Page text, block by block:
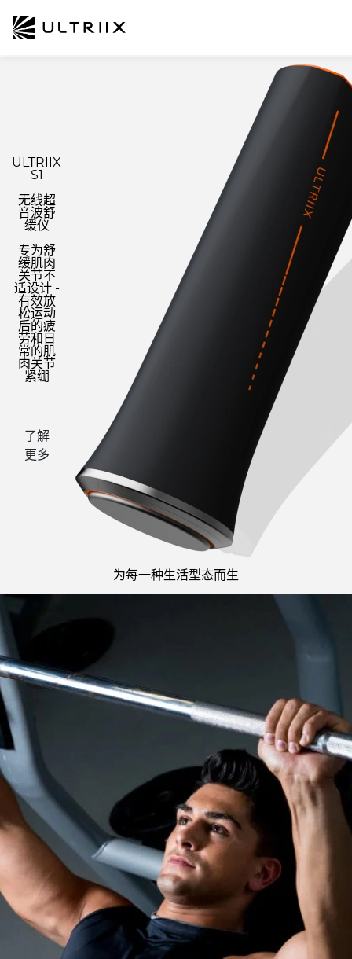
ULTRIIX
S1
无线超
音波舒
缓仪
专为舒
缓肌肉
关节不
适设计 -
有效放
松运动
后的疲
劳和日
常的肌
肉关节
紧绷
了解
更多
为每一种生活型态而生